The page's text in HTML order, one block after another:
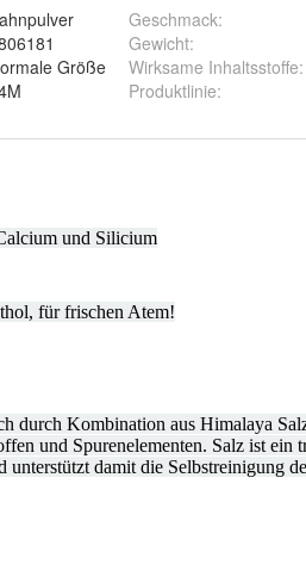
Größe
Geschmack:
Gewicht:
Wirksame Inhaltsstoffe:
Produktlinie: